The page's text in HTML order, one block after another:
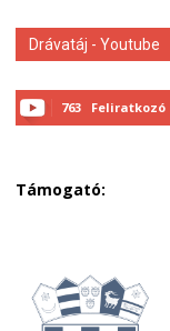
Drávatáj - Youtube
763 Feliratkozó
Támogató: